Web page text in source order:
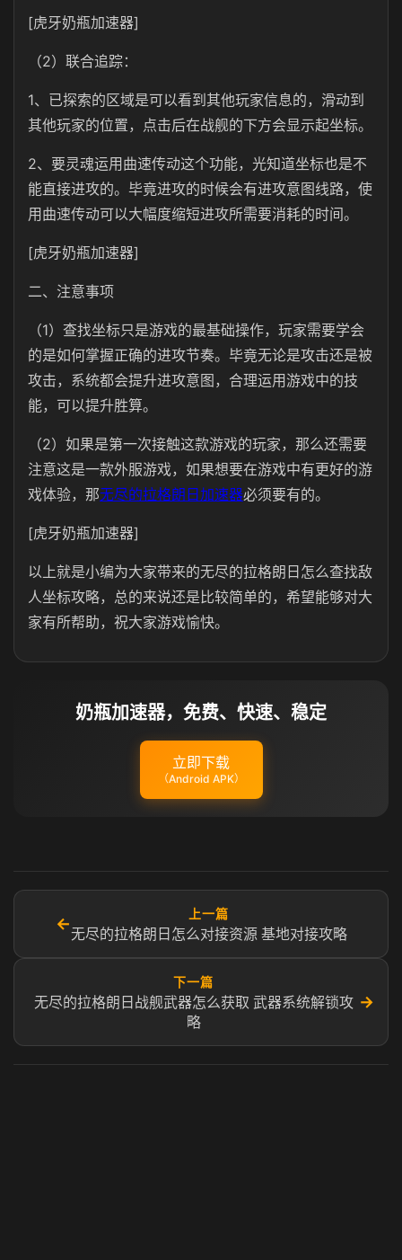
[虎牙奶瓶加速器]
（2）联合追踪：
1、已探索的区域是可以看到其他玩家信息的，滑动到
其他玩家的位置，点击后在战舰的下方会显示起坐标。
2、要灵魂运用曲速传动这个功能，光知道坐标也是不
能直接进攻的。毕竟进攻的时候会有进攻意图线路，使
用曲速传动可以大幅度缩短进攻所需要消耗的时间。
[虎牙奶瓶加速器]
二、注意事项
（1）查找坐标只是游戏的最基础操作，玩家需要学会
的是如何掌握正确的进攻节奏。毕竟无论是攻击还是被
攻击，系统都会提升进攻意图，合理运用游戏中的技
能，可以提升胜算。
（2）如果是第一次接触这款游戏的玩家，那么还需要
注意这是一款外服游戏，如果想要在游戏中有更好的游
戏体验，那无尽的拉格朗日加速器必须要有的。
[虎牙奶瓶加速器]
以上就是小编为大家带来的无尽的拉格朗日怎么查找敌
人坐标攻略，总的来说还是比较简单的，希望能够对大
家有所帮助，祝大家游戏愉快。
奶瓶加速器，免费、快速、稳定
立即下载
（Android APK）
←
上一篇
无尽的拉格朗日怎么对接资源 基地对接攻略
下一篇
无尽的拉格朗日战舰武器怎么获取 武器系统解锁攻
略
→